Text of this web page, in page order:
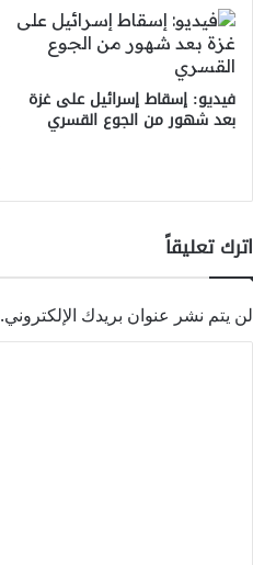
فيديو: إسقاط إسرائيل على غزة
بعد شهور من الجوع القسري
اترك تعليقاً
لن يتم نشر عنوان بريدك الإلكتروني.